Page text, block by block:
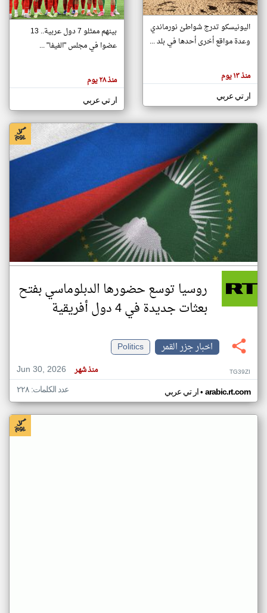
تغيير الدولة
اخبار جزر القمر على مدار الساعة
أهم اخبار جزر القمر العاجلة والمباشرة
هنا عن
وجهة
كاتبيها.
اليونيسكو تدرج شواطئ نورماندي
وعدة مواقع أخرى أحدها في بلد ...
منذ ١٣ يوم
ار تي عربي
بينهم ممثلو 7 دول عربية.. 13
عضوا في مجلس "الفيفا" ...
منذ ٢٨ يوم
ار تي عربي
روسيا توسع حضورها الدبلوماسي بفتح
بعثات جديدة في 4 دول أفريقية
اخبار جزر القمر
Politics
Jun 30, 2026
منذ شهر TG39ZI
ار تي عربي• arabic.rt.com عدد الكلمات: ٢٢٨
klyoum.com